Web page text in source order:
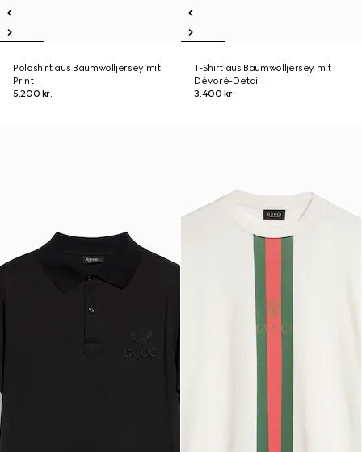
Poloshirt aus Baumwolljersey mit
Print
5.200 kr.
T-Shirt aus Baumwolljersey mit
Dévoré-Detail
3.400 kr.